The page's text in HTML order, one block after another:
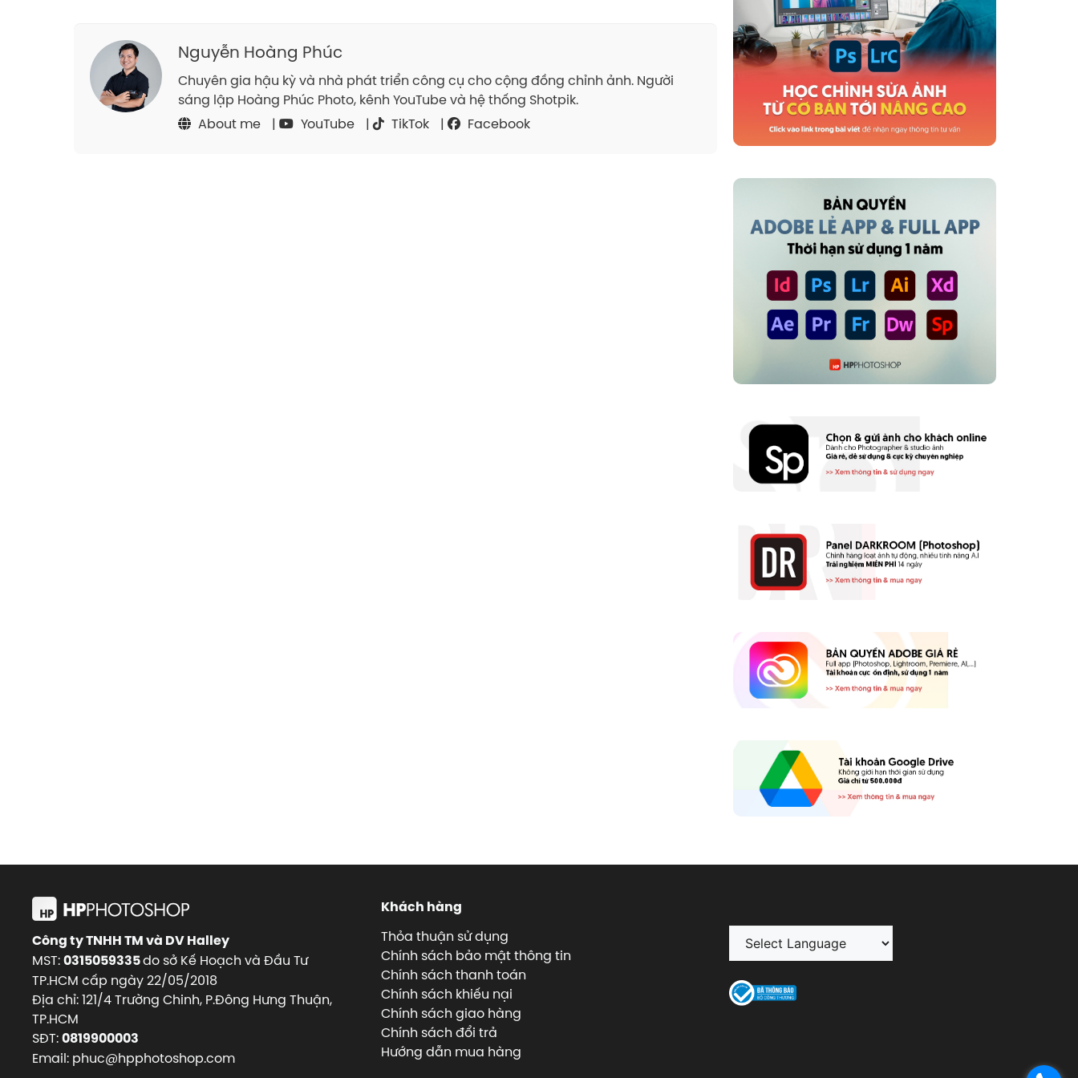
Nguyễn Hoàng Phúc
Chuyên gia hậu kỳ và nhà phát triển công cụ cho cộng đồng chỉnh ảnh. Người
sáng lập Hoàng Phúc Photo, kênh YouTube và hệ thống Shotpik.
About me
| YouTube | TikTok | Facebook
Công ty TNHH TM và DV Halley
MST:0315059335do sở Kế Hoạch và Đầu Tư
TP.HCM cấp ngày 22/05/2018
Địa chỉ: 121/4 Trường Chinh, P.Đông Hưng Thuận,
TP.HCM
SĐT:0819900003
Email: phuc@hpphotoshop.com
Khách hàng
Thỏa thuận sử dụng
Chính sách bảo mật thông tin
Chính sách thanh toán
Chính sách khiếu nại
Chính sách giao hàng
Chính sách đổi trả
Hướng dẫn mua hàng